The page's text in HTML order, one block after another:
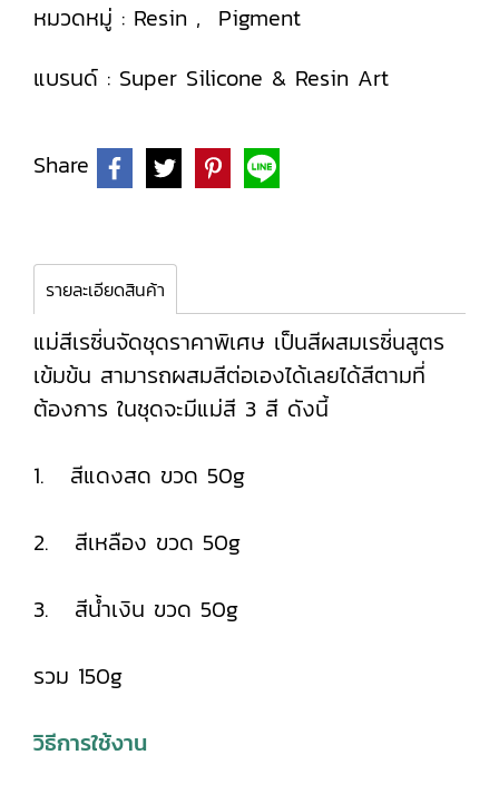
หมวดหมู่ : Resin , Pigment
แบรนด์ : Super Silicone & Resin Art
Share
รายละเอียดสินค้า
แม่สีเรซิ่นจัดชุดราคาพิเศษ เป็นสีผสมเรซิ่นสูตร
เข้มข้น สามารถผสมสีต่อเองได้เลยได้สีตามที่
ต้องการ ในชุดจะมีแม่สี 3 สี ดังนี้
1. สีแดงสด ขวด 50g
2. สีเหลือง ขวด 50g
3. สีน้ำเงิน ขวด 50g
รวม 150g
วิธีการใช้งาน